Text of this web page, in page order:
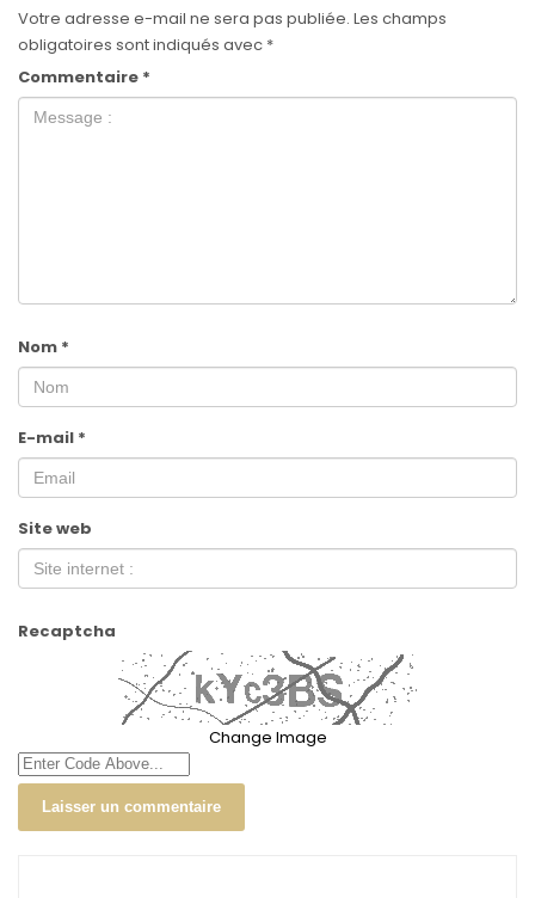
Votre adresse e-mail ne sera pas publiée. Les champs
obligatoires sont indiqués avec *
Commentaire *
Nom *
E-mail *
Site web
Recaptcha
Change Image